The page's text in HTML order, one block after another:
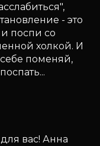
- это
поспи со
холкой. И
себе поменяй,
вас! Анна